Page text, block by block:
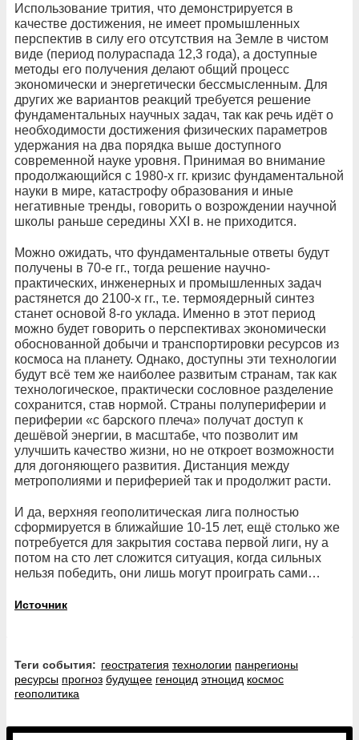
Использование трития, что демонстрируется в
качестве достижения, не имеет промышленных
перспектив в силу его отсутствия на Земле в чистом
виде (период полураспада 12,3 года), а доступные
методы его получения делают общий процесс
экономически и энергетически бессмысленным. Для
других же вариантов реакций требуется решение
фундаментальных научных задач, так как речь идёт о
необходимости достижения физических параметров
удержания на два порядка выше доступного
современной науке уровня. Принимая во внимание
продолжающийся с 1980-х гг. кризис фундаментальной
науки в мире, катастрофу образования и иные
негативные тренды, говорить о возрождении научной
школы раньше середины XXI в. не приходится.
Можно ожидать, что фундаментальные ответы будут
получены в 70-е гг., тогда решение научно-
практических, инженерных и промышленных задач
растянется до 2100-х гг., т.е. термоядерный синтез
станет основой 8-го уклада. Именно в этот период
можно будет говорить о перспективах экономически
обоснованной добычи и транспортировки ресурсов из
космоса на планету. Однако, доступны эти технологии
будут всё тем же наиболее развитым странам, так как
технологическое, практически сословное разделение
сохранится, став нормой. Страны полупериферии и
периферии «с барского плеча» получат доступ к
дешёвой энергии, в масштабе, что позволит им
улучшить качество жизни, но не откроет возможности
для догоняющего развития. Дистанция между
метрополиями и периферией так и продолжит расти.
И да, верхняя геополитическая лига полностью
сформируется в ближайшие 10-15 лет, ещё столько же
потребуется для закрытия состава первой лиги, ну а
потом на сто лет сложится ситуация, когда сильных
нельзя победить, они лишь могут проиграть сами…
Источник
Теги события: геостратегия технологии панрегионы
ресурсы прогноз будущее геноцид этноцид космос
геополитика